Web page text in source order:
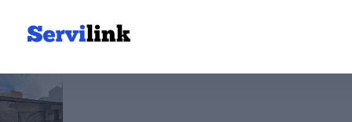
GARRE FONTANEROS S.L.